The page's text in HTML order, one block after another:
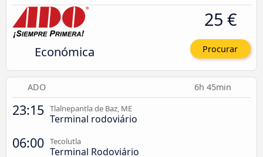
Económica
25 €
Procurar
ADO 6h 45min
23:15 Tlalnepantla de Baz, ME
Terminal rodoviário
06:00 Tecolutla
Terminal Rodoviário